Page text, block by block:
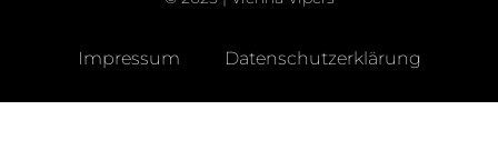
Impressum Datenschutzerklärung